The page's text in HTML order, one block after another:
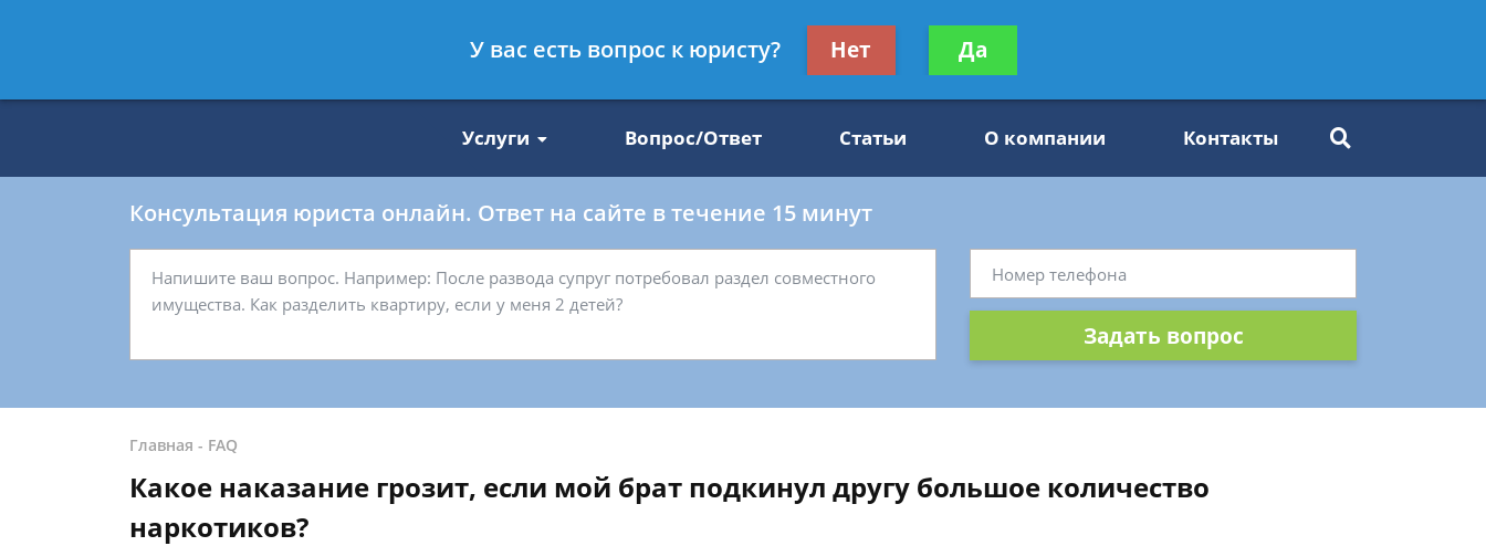
8 812 509-27-47
Получите консультацию
бесплатно
Услуги Вопрос/Ответ Статьи О компании Контакты
Консультация юриста онлайн. Ответ на сайте в течение 15 минут
Задать вопрос
Главная - FAQ
Какое наказание грозит, если мой брат подкинул другу большое количество
наркотиков?
У вас есть вопрос к юристу? Нет Да